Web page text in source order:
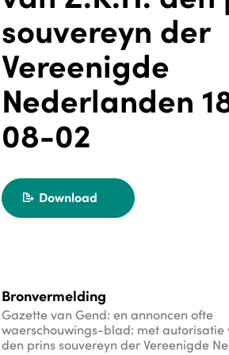
souvereyn der
Vereenigde
Nederlanden
08-02
export Download
Bronvermelding
Gazette van Gend: en annoncen ofte
waerschouwings-blad: met autorisatie
den prins souvereyn der Vereenigde